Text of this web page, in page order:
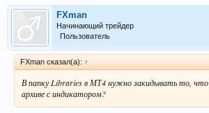
FXman
Начинающий трейдер
Пользователь
FXman сказал(а): ↑
В папку Libraries в МТ4 нужно закидывать то, что
архиве с индикатором?